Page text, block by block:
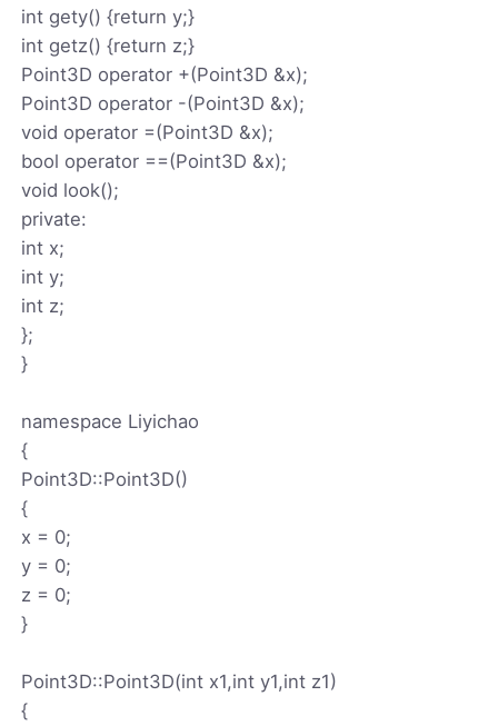
int gety() {return y;}
int getz() {return z;}
Point3D operator +(Point3D &x);
Point3D operator -(Point3D &x);
void operator =(Point3D &x);
bool operator ==(Point3D &x);
void look();
private:
int x;
int y;
int z;
};
}
namespace Liyichao
{
Point3D::Point3D()
{
x = 0;
y = 0;
z = 0;
}
Point3D::Point3D(int x1,int y1,int z1)
{